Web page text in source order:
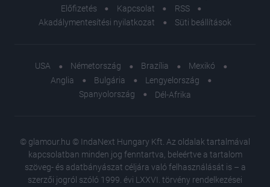
Előfizetés
Kapcsolat
RSS
Akadálymentesítési nyilatkozat
Süti beállítások
USA Németország Brazília
Mexikó
Anglia
Bulgária
Lengyelország
Spanyolország
Dél-Afrika
© glamour.hu © IndaNext Hungary Kft. Az oldalak tartalmával
kapcsolatban minden jog fenntartva, beleértve a tartalom
szöveg- és adatbányászat céljára való felhasználását is – a
szerzői jogról szóló 1999. évi LXXVI. törvény rendelkezései